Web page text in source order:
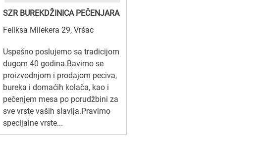
SZR BUREKDŽINICA PEČENJARA
Feliksa Milekera 29, Vršac
Uspešno poslujemo sa tradicijom
dugom 40 godina.Bavimo se
proizvodnjom i prodajom peciva,
bureka i domaćih kolača, kao i
pečenjem mesa po porudžbini za
sve vrste vaših slavlja.Pravimo
specijalne vrste...